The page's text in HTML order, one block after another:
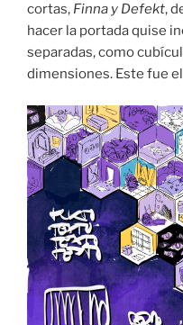
cortas, Finna y Defekt,
hacer la portada quise
separadas, como
dimensiones. Este fue